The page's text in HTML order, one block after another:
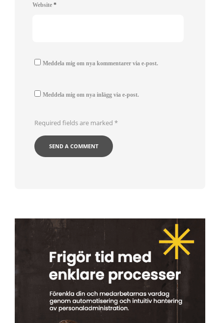
Website *
Meddela mig om nya kommentarer via e-post.
Meddela mig om nya inlägg via e-post.
Required fields are marked *